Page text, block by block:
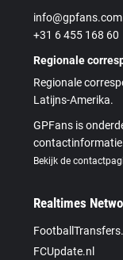
info@gpfans.com
+31 6 455 168 60
Regionale
Regionale
Latijns-Amerika.
GPFans is
Bekijk de
Realtimes
FCUpdate.nl